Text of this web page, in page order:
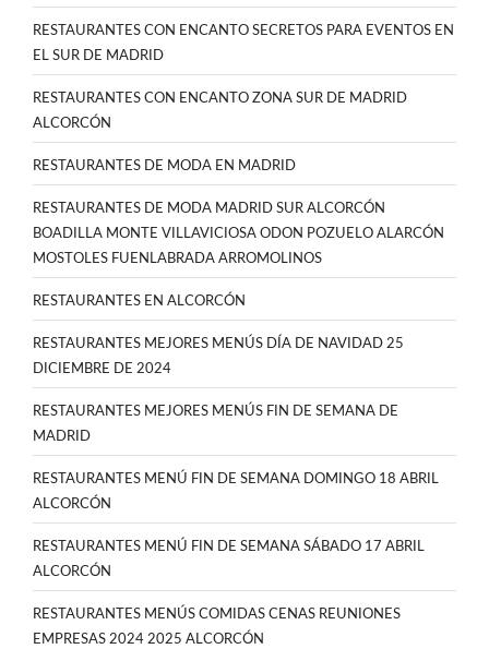
RESTAURANTES CON ENCANTO SECRETOS PARA EVENTOS EN
EL SUR DE MADRID
RESTAURANTES CON ENCANTO ZONA SUR DE MADRID
ALCORCÓN
RESTAURANTES DE MODA EN MADRID
RESTAURANTES DE MODA MADRID SUR ALCORCÓN
BOADILLA MONTE VILLAVICIOSA ODON POZUELO ALARCÓN
MOSTOLES FUENLABRADA ARROMOLINOS
RESTAURANTES EN ALCORCÓN
RESTAURANTES MEJORES MENÚS DÍA DE NAVIDAD 25
DICIEMBRE DE 2024
RESTAURANTES MEJORES MENÚS FIN DE SEMANA DE
MADRID
RESTAURANTES MENÚ FIN DE SEMANA DOMINGO 18 ABRIL
ALCORCÓN
RESTAURANTES MENÚ FIN DE SEMANA SÁBADO 17 ABRIL
ALCORCÓN
RESTAURANTES MENÚS COMIDAS CENAS REUNIONES
EMPRESAS 2024 2025 ALCORCÓN